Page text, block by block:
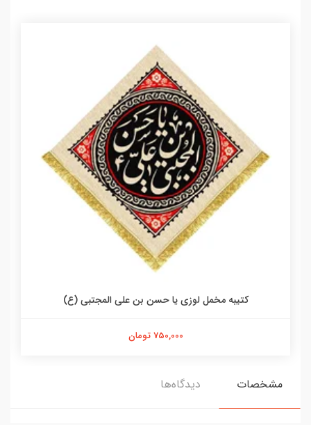
کتیبه مخمل لوزی یا حسن بن علی المجتبی (ع)
750,000 تومان
مشخصات دیدگاه‌ها